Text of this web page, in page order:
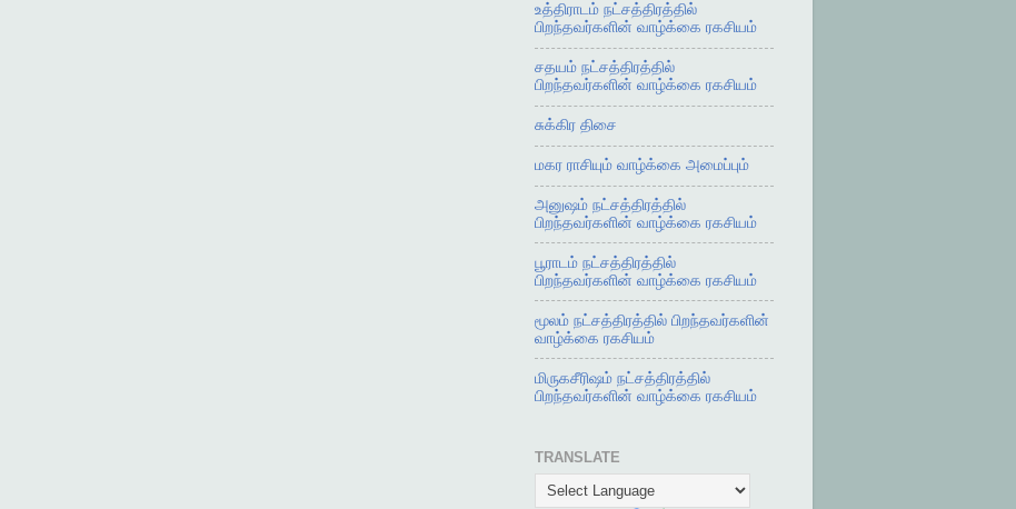
உத்திராடம் நட்சத்திரத்தில்
பிறந்தவர்களின் வாழ்க்கை ரகசியம்
சதயம் நட்சத்திரத்தில்
பிறந்தவர்களின் வாழ்க்கை ரகசியம்
சுக்கிர திசை
மகர ராசியும் வாழ்க்கை அமைப்பும்
அனுஷம் நட்சத்திரத்தில்
பிறந்தவர்களின் வாழ்க்கை ரகசியம்
பூராடம் நட்சத்திரத்தில்
பிறந்தவர்களின் வாழ்க்கை ரகசியம்
மூலம் நட்சத்திரத்தில் பிறந்தவர்களின்
வாழ்க்கை ரகசியம்
மிருகசீரிஷம் நட்சத்திரத்தில்
பிறந்தவர்களின் வாழ்க்கை ரகசியம்
TRANSLATE